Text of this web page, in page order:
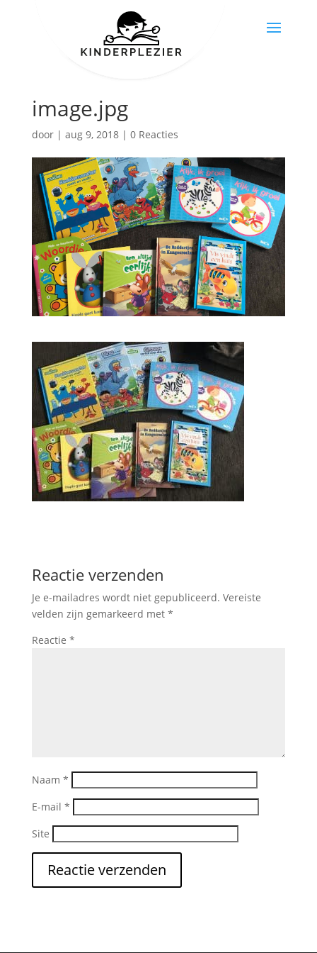
image.jpg
door | aug 9, 2018| 0 Reacties
Reactie verzenden
Je e-mailadres wordt niet gepubliceerd. Vereiste
velden zijn gemarkeerd met *
Reactie *
Naam *
E-mail *
Site